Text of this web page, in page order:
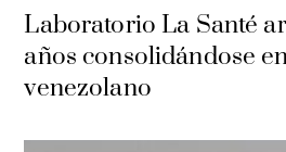
Laboratorio La Santé
años consolidándose
venezolano